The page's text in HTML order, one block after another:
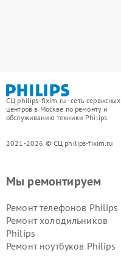
СЦ philips-fixim.ru - сеть сервисных
центров в Москве по ремонту и
обслуживанию техники Philips
2021-2026 © СЦ philips-fixim.ru
Мы ремонтируем
Ремонт телефонов Philips
Ремонт холодильников
Philips
Ремонт ноутбуков Philips